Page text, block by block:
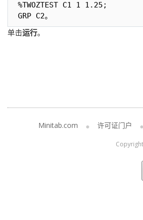
%TWOZTEST C1 1 1.25;
GRP C2。
单击运行。
Minitab.com 许可证门户